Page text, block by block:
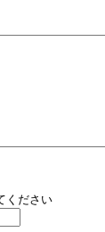
ください